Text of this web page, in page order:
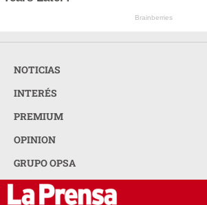
Brainberries
NOTICIAS
INTERÉS
PREMIUM
OPINION
GRUPO OPSA